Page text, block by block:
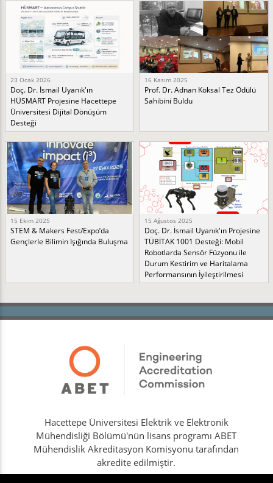
23 Ocak 2026
Doç. Dr. İsmail Uyanık'ın
HÜSMART Projesine Hacettepe
Üniversitesi Dijital Dönüşüm
Desteği
16 Kasım 2025
Prof. Dr. Adnan Köksal Tez Ödülü
Sahibini Buldu
15 Ekim 2025
STEM & Makers Fest/Expo’da
Gençlerle Bilimin Işığında Buluşma
15 Ağustos 2025
Doç. Dr. İsmail Uyanık'ın Projesine
TÜBİTAK 1001 Desteği: Mobil
Robotlarda Sensör Füzyonu ile
Durum Kestirim ve Haritalama
Performansının İyileştirilmesi
Hacettepe Üniversitesi Elektrik ve Elektronik
Mühendisliği Bölümü'nün lisans programı ABET
Mühendislik Akreditasyon Komisyonu tarafından
akredite edilmiştir.